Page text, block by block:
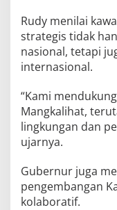
Rudy menilai
strategis tidak
nasional, tetapi
internasional.
“Kami
Mangkalihat,
lingkungan dan
ujarnya.
Gubernur juga
pengembangan
kolaboratif.